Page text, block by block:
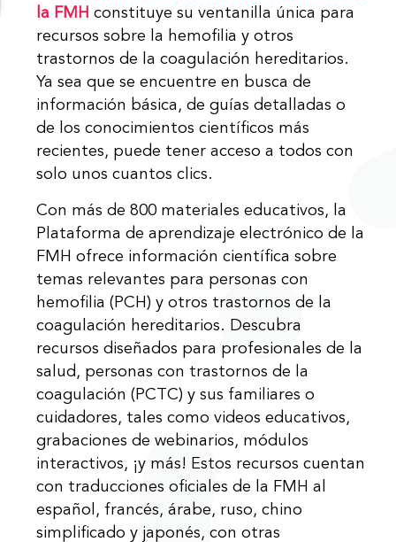
la FMH constituye su ventanilla única para
recursos sobre la hemofilia y otros
trastornos de la coagulación hereditarios.
Ya sea que se encuentre en busca de
información básica, de guías detalladas o
de los conocimientos científicos más
recientes, puede tener acceso a todos con
solo unos cuantos clics.
Con más de 800 materiales educativos, la
Plataforma de aprendizaje electrónico de la
FMH ofrece información científica sobre
temas relevantes para personas con
hemofilia (PCH) y otros trastornos de la
coagulación hereditarios. Descubra
recursos diseñados para profesionales de la
salud, personas con trastornos de la
coagulación (PCTC) y sus familiares o
cuidadores, tales como videos educativos,
grabaciones de webinarios, módulos
interactivos, ¡y más! Estos recursos cuentan
con traducciones oficiales de la FMH al
español, francés, árabe, ruso, chino
simplificado y japonés, con otras